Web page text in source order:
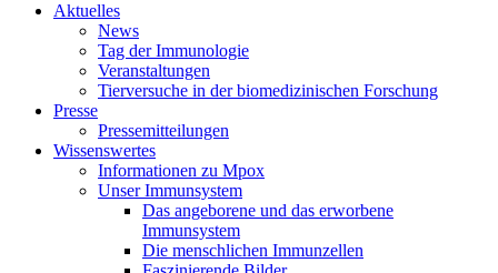
Aktuelles
News
Tag der Immunologie
Veranstaltungen
Tierversuche in der biomedizinischen Forschung
Presse
Pressemitteilungen
Wissenswertes
Informationen zu Mpox
Unser Immunsystem
Das angeborene und das erworbene
Immunsystem
Die menschlichen Immunzellen